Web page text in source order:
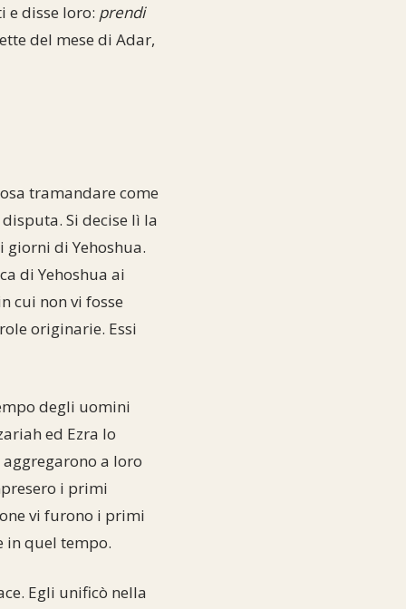
e disse loro: prendi
del mese di Adar,
tramandare come
Si decise lì la
di Yehoshua.
di Yehoshua ai
cui non vi fosse
originarie. Essi
degli uomini
ed Ezra lo
a loro
i primi
vi furono i primi
in quel tempo.
Egli unificò nella